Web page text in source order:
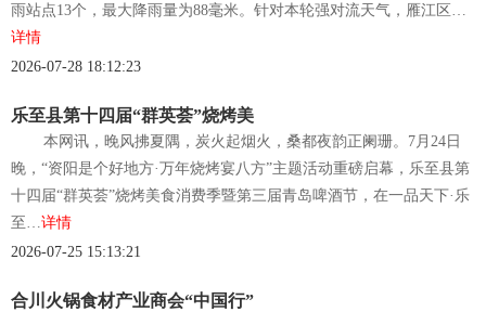
雨站点13个，最大降雨量为88毫米。针对本轮强对流天气，雁江区…
详情
2026-07-28 18:12:23
乐至县第十四届“群英荟”烧烤美
本网讯，晚风拂夏隅，炭火起烟火，桑都夜韵正阑珊。7月24日
晚，“资阳是个好地方·万年烧烤宴八方”主题活动重磅启幕，乐至县第
十四届“群英荟”烧烤美食消费季暨第三届青岛啤酒节，在一品天下·乐
至… 详情
2026-07-25 15:13:21
合川火锅食材产业商会“中国行”